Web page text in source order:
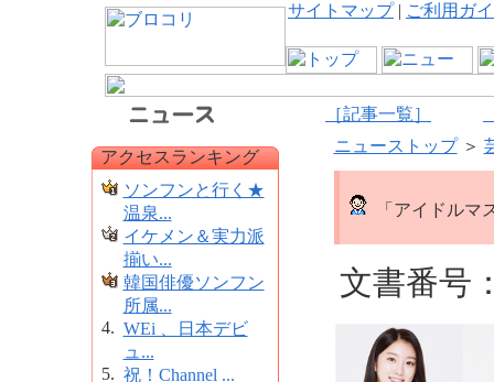
サイトマップ| ご利用ガ
［記事一覧］
アクセスランキング
ソンフンと行く★
温泉...
イケメン＆実力派
揃い...
韓国俳優ソンフン
所属...
4. WEi 、日本デビ
ュ...
5. 祝！Channel ...
ニューストップ＞
「アイドルマ
文書番号